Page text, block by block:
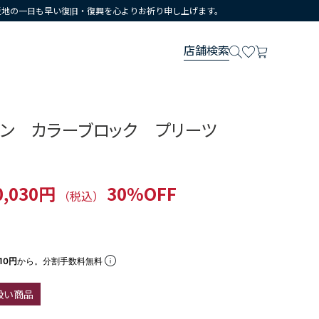
一日も早い復旧・復興を心よりお祈り申し上げます。
店舗検索
カラーブロック プリーツ
円 （税込）
30%OFF
円から。分割手数料無料
い商品